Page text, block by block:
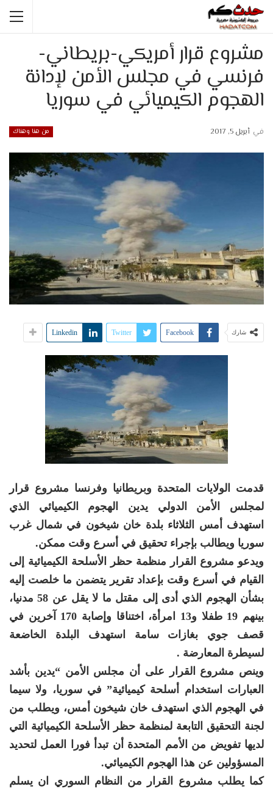
مشروع قرار أمريكي-بريطاني-
فرنسي في مجلس الأمن لإدانة
الهجوم الكيميائي في سوريا
من هنا وهناك في أبريل 5, 2017
شارك Facebook
Twitter
Linkedin
قدمت الولايات المتحدة وبريطانيا وفرنسا مشروع قرار
لمجلس الأمن الدولي يدين الهجوم الكيميائي الذي
استهدف أمس الثلاثاء بلدة خان شيخون في شمال غرب
سوريا ويطالب بإجراء تحقيق في أسرع وقت ممكن.
ويدعو مشروع القرار منظمة حظر الأسلحة الكيميائية إلى
القيام في أسرع وقت بإعداد تقرير يتضمن ما خلصت إليه
بشأن الهجوم الذي أدى إلى مقتل ما لا يقل عن 58 مدنيا،
بينهم 19 طفلا و13 امرأة، اختناقا وإصابة 170 آخرين في
قصف جوي بغازات سامة استهدف البلدة الخاضعة
لسيطرة المعارضة .
وينص مشروع القرار على أن مجلس الأمن “يدين بأشد
العبارات استخدام أسلحة كيميائية” في سوريا، ولا سيما
في الهجوم الذي استهدف خان شيخون أمس، ويطلب من
لجنة التحقيق التابعة لمنظمة حظر الأسلحة الكيميائية التي
لديها تفويض من الأمم المتحدة أن تبدأ فورا العمل لتحديد
المسؤولين عن هذا الهجوم الكيميائي.
كما يطلب مشروع القرار من النظام السوري ان يسلم